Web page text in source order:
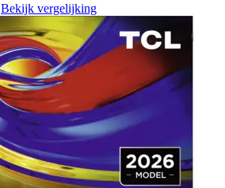
Bekijk vergelijking